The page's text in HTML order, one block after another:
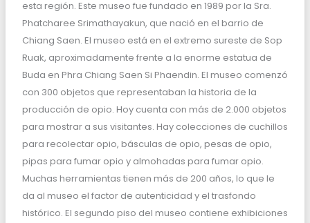
esta región. Este museo fue fundado en 1989 por la Sra.
Phatcharee Srimathayakun, que nació en el barrio de
Chiang Saen. El museo está en el extremo sureste de Sop
Ruak, aproximadamente frente a la enorme estatua de
Buda en Phra Chiang Saen Si Phaendin. El museo comenzó
con 300 objetos que representaban la historia de la
producción de opio. Hoy cuenta con más de 2.000 objetos
para mostrar a sus visitantes. Hay colecciones de cuchillos
para recolectar opio, básculas de opio, pesas de opio,
pipas para fumar opio y almohadas para fumar opio.
Muchas herramientas tienen más de 200 años, lo que le
da al museo el factor de autenticidad y el trasfondo
histórico. El segundo piso del museo contiene exhibiciones